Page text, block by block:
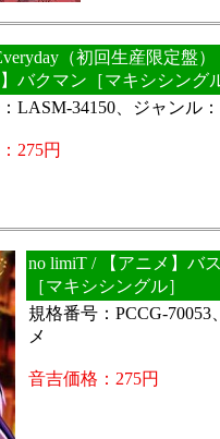
（初回生産限定盤
】バクマン［マキシシング
LASM-34150、ジャンル
275円
no limiT / 【アニメ】バ
［マキシシングル］
規格番号：PCCG-
メ
音吉価格：275円